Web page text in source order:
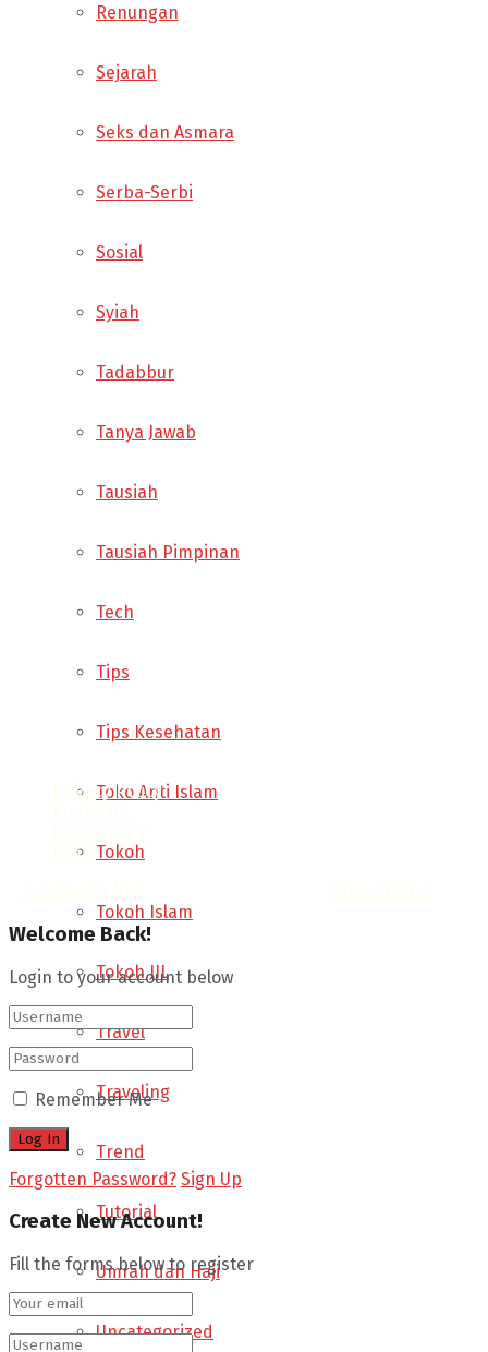
Renungan
Sejarah
Seks dan Asmara
Serba-Serbi
Sosial
Syiah
Tadabbur
Tanya Jawab
Tausiah
Tausiah Pimpinan
Tech
Tips
Tips Kesehatan
Toko Anti Islam
Tokoh
Tokoh Islam
Tokoh JIL
Travel
Traveling
Trend
Tutorial
Umrah dan Haji
Uncategorized
Privacy Policy
Iklan
Welcome Back!
Login to your account below
Remember Me
Forgotten Password? Sign Up
Create New Account!
Fill the forms below to register